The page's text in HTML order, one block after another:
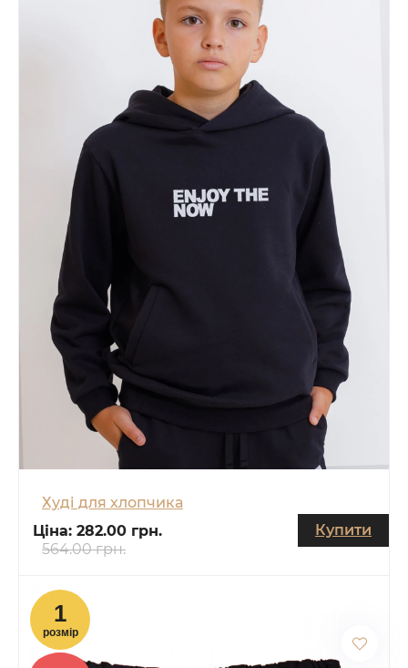
Худі для хлопчика
Ціна: 282.00 грн.
564.00 грн.
Купити